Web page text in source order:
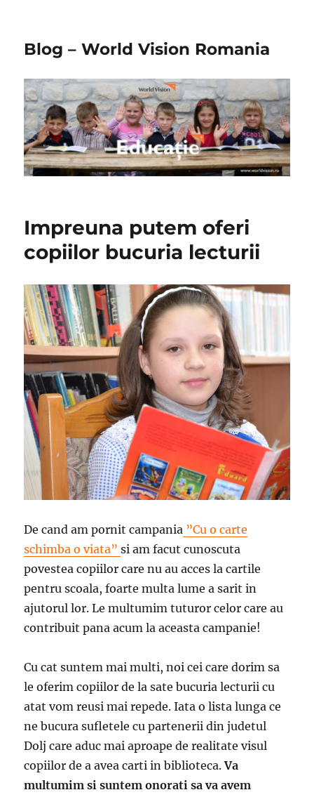
Blog – World Vision Romania
Impreuna putem oferi
copiilor bucuria lecturii
De cand am pornit campania ”Cu o carte
schimba o viata”si am facut cunoscuta
povestea copiilor care nu au acces la cartile
pentru scoala, foarte multa lume a sarit in
ajutorul lor. Le multumim tuturor celor care au
contribuit pana acum la aceasta campanie!
Cu cat suntem mai multi, noi cei care dorim sa
le oferim copiilor de la sate bucuria lecturii cu
atat vom reusi mai repede. Iata o lista lunga ce
ne bucura sufletele cu partenerii din judetul
Dolj care aduc mai aproape de realitate visul
copiilor de a avea carti in biblioteca.Va
multumim si suntem onorati sa va avem